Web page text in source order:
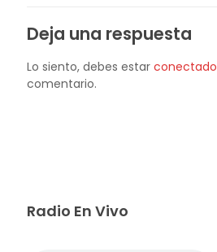
Deja una respuesta
Lo siento, debes estar conectado
comentario.
Radio En Vivo